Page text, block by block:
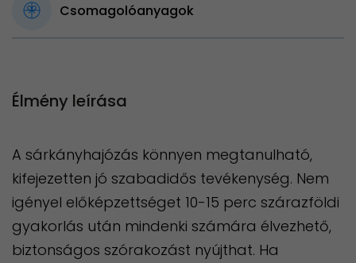
Csomagolóanyagok
Élmény leírása
A sárkányhajózás könnyen megtanulható,
kifejezetten jó szabadidős tevékenység. Nem
igényel előképzettséget 10-15 perc szárazföldi
gyakorlás után mindenki számára élvezhető,
biztonságos szórakozást nyújthat. Ha